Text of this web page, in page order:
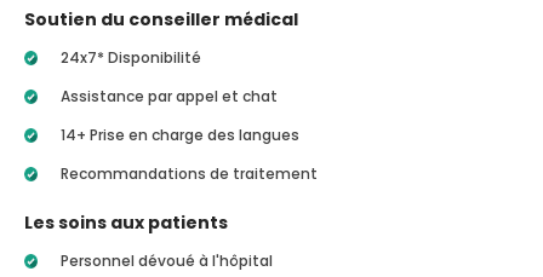
Soutien du conseiller médical
24x7* Disponibilité
Assistance par appel et chat
14+ Prise en charge des langues
Recommandations de traitement
Les soins aux patients
Personnel dévoué à l'hôpital